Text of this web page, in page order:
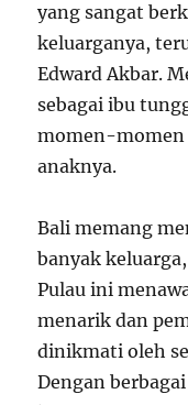
yang sangat
keluarganya,
Edward Akbar.
sebagai ibu
momen-momen
anaknya.
Bali memang
banyak
Pulau ini
menarik dan
dinikmati oleh
Dengan